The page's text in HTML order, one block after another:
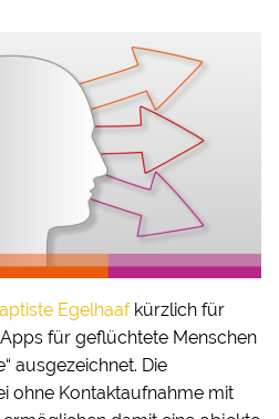
Egelhaafkürzlich für
Apps für geflüchtete Menschen
ausgezeichnet. Die
ohne Kontaktaufnahme mit